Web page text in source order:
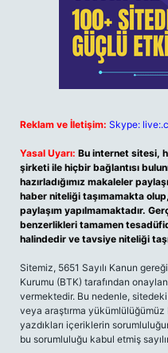
Reklam ve İletişim: Skype:
Yasal Uyarı: Bu internet sitesi,
şirketi ile hiçbir bağlantısı
hazırladığımız makaleler
haber niteliği taşımamakta
paylaşım yapılmamaktadır.
benzerlikleri tamamen
halindedir ve tavsiye niteliği
Sitemiz, 5651 Sayılı Kanun
Kurumu (BTK) tarafından
vermektedir. Bu nedenle,
veya araştırma
yazdıkları içeriklerin
bu sorumluluğu kabul etmiş